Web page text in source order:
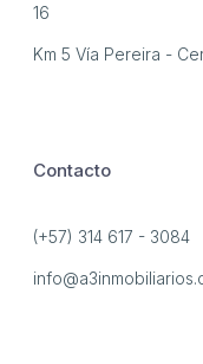
16
Km 5 Vía Pereira -
Contacto
(+57) 314 617 - 3084